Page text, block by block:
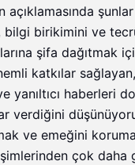
şunlar
bilgi birikimini ve
şifa dağıtmak
katkılar
yanıltıcı haberleri
verdiğini
ve emeğini
çok daha